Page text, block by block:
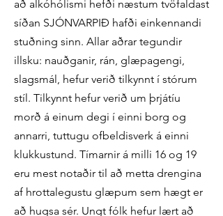
að alkóhólismi hefði næstum tvöfaldast
síðan SJÓNVARPIÐ hafði einkennandi
stuðning sinn. Allar aðrar tegundir
illsku: nauðganir, rán, glæpagengi,
slagsmál, hefur verið tilkynnt í stórum
stíl. Tilkynnt hefur verið um þrjátíu
morð á einum degi í einni borg og
annarri, tuttugu ofbeldisverk á einni
klukkustund. Tímarnir á milli 16 og 19
eru mest notaðir til að metta drengina
af hrottalegustu glæpum sem hægt er
að hugsa sér. Ungt fólk hefur lært að